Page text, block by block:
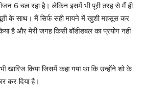
6 चल रहा है। लेकिन इसमें भी पूरी तरह से मैं ही
के साथ। मैं सिर्फ सही मायने में खुशी महसूस कर
है और मेरी जगह किसी बॉडीडबल का प्रयोग नहीं
खारिज किया जिसमें कहा गया था कि उन्होंने शो के
कर दिया है।